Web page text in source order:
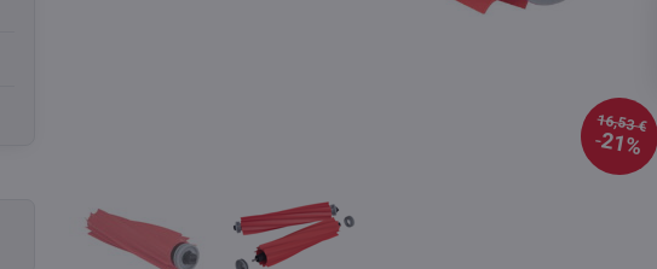
16,53 €
21%